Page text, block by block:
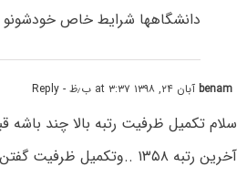
دانشگاهها شرایط خاص خودشونو
benamآبان ۲۴, ۱۳۹۸ at ۳:۳۷ ب٫ظ - Reply